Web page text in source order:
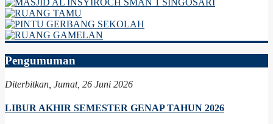
Pengumuman
Diterbitkan, Jumat, 26 Juni 2026
LIBUR AKHIR SEMESTER GENAP TAHUN 2026